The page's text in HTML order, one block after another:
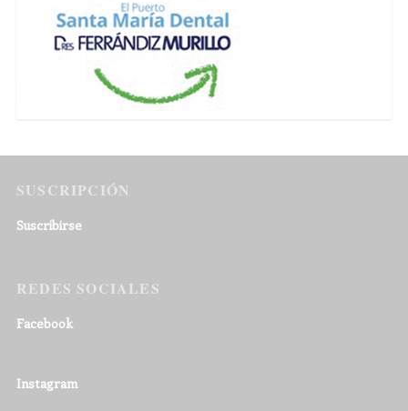
SUSCRIPCIÓN
Suscribirse
REDES SOCIALES
Facebook
Instagram